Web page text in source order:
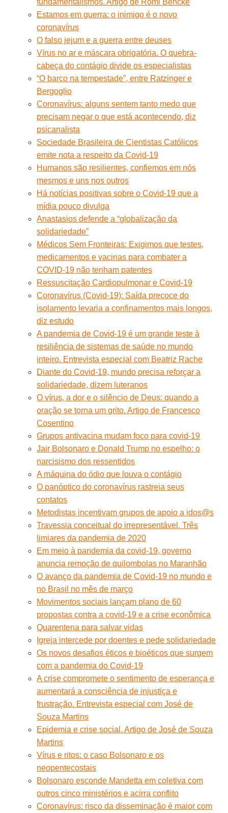
Estamos em guerra: o inimigo é o novo
coronavírus
O falso jejum e a guerra entre deuses
Vírus no ar e máscara obrigatória. O quebra-
cabeça do contágio divide os especialistas
“O barco na tempestade”, entre Ratzinger e
Bergoglio
Coronavírus: alguns sentem tanto medo que
precisam negar o que está acontecendo, diz
psicanalista
Sociedade Brasileira de Cientistas Católicos
emite nota a respeito da Covid-19
Humanos são resilientes, confiemos em nós
mesmos e uns nos outros
Há notícias positivas sobre o Covid-19 que a
mídia pouco divulga
Anastasios defende a “globalização da
solidariedade”
Médicos Sem Fronteiras: Exigimos que testes,
medicamentos e vacinas para combater a
COVID-19 não tenham patentes
Ressuscitação Cardiopulmonar e Covid-19
Coronavírus (Covid-19): Saída precoce do
isolamento levaria a confinamentos mais longos,
diz estudo
A pandemia de Covid-19 é um grande teste à
resiliência de sistemas de saúde no mundo
inteiro. Entrevista especial com Beatriz Rache
Diante do Covid-19, mundo precisa reforçar a
solidariedade, dizem luteranos
O vírus, a dor e o silêncio de Deus: quando a
oração se torna um grito. Artigo de Francesco
Cosentino
Grupos antivacina mudam foco para covid-19
Jair Bolsonaro e Donald Trump no espelho: o
narcisismo dos ressentidos
A máquina do ódio que louva o contágio
O panóptico do coronavírus rastreia seus
contatos
Metodistas incentivam grupos de apoio a idos@s
Travessia conceitual do irrepresentável. Três
limiares da pandemia de 2020
Em meio à pandemia da covid-19, governo
anuncia remoção de quilombolas no Maranhão
O avanço da pandemia de Covid-19 no mundo e
no Brasil no mês de março
Movimentos sociais lançam plano de 60
propostas contra a covid-19 e a crise econômica
Quarentena para salvar vidas
Igreja intercede por doentes e pede solidariedade
Os novos desafios éticos e bioéticos que surgem
com a pandemia do Covid-19
A crise compromete o sentimento de esperança e
aumentará a consciência de injustiça e
frustração. Entrevista especial com José de
Souza Martins
Epidemia e crise social. Artigo de José de Souza
Martins
Vírus e ritos: o caso Bolsonaro e os
neopentecostais
Bolsonaro esconde Mandetta em coletiva com
outros cinco ministérios e acirra conflito
Coronavírus: risco da disseminação é maior com